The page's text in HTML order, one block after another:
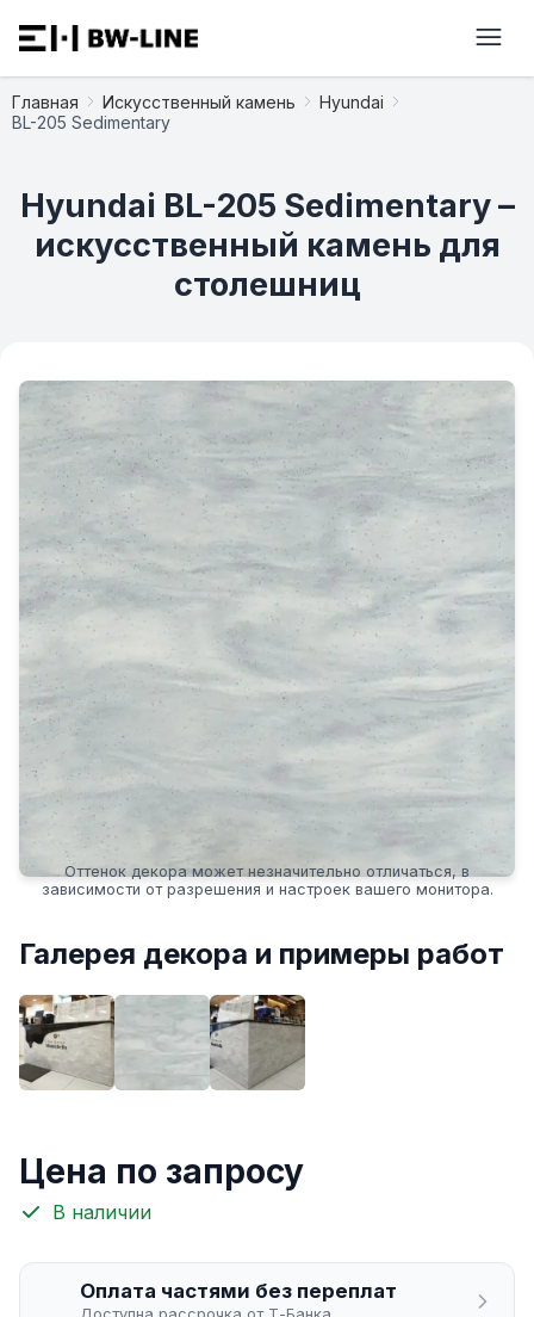
Главная Искусственный камень
Hyundai
BL-205 Sedimentary
Hyundai BL-205 Sedimentary –
искусственный камень для
столешниц
Оттенок декора может незначительно отличаться, в
зависимости от разрешения и настроек вашего монитора.
Галерея декора и примеры работ
Цена по запросу
В наличии
Оплата частями без переплат